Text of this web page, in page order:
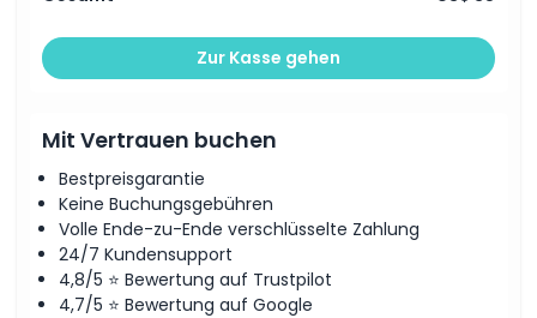
Zur Kasse gehen
Mit Vertrauen buchen
Bestpreisgarantie
Keine Buchungsgebühren
Volle Ende-zu-Ende verschlüsselte Zahlung
24/7 Kundensupport
4,8/5 ⭐ Bewertung auf Trustpilot
4,7/5 ⭐ Bewertung auf Google